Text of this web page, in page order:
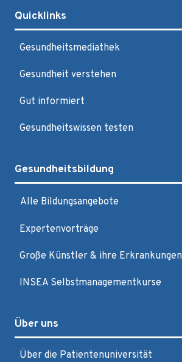
Quicklinks
Gesundheitsmediathek
Gesundheit verstehen
Gut informiert
Gesundheitswissen testen
Gesundheitsbildung
Alle Bildungsangebote
Expertenvorträge
Große Künstler & ihre Erkrankungen
INSEA Selbstmanagementkurse
Über uns
Über die Patientenuniversität